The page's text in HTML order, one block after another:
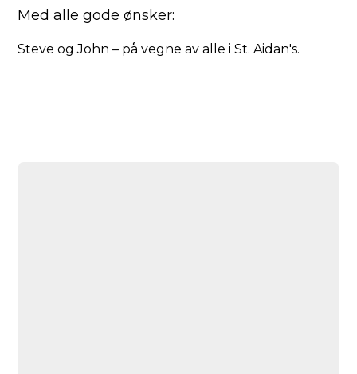
Med alle gode ønsker:
Steve og John – på vegne av alle i St. Aidan's.